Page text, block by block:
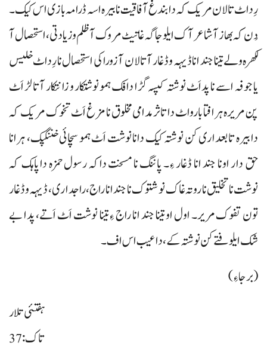
رِداٹ تالان مریک کہ دا بندغ آفاقیت نا بیرہ اسہ ڈرامہ بازی اس کیک۔
دُن کہ بھاز آ شاعر آک ایلو جاگہ غاتیٹ مروک آ ظلم وزیادتی، استحصال آ
لکھرہ ولے تینا جند انا ڈیہہ وڈغار آ تالان آ زوراکی استحصال نا رِداٹ خلیس
یا جوفہ اسے نا پداَٹ نوشتہ کپسہ گڑا دافک ہمو نوشتکار و زانتکار آتا لڑ اَٹ
پن مریرہ ہرافتا بارواٹ دا تاثرمدامی مخلوق نا مزغ اَٹ تخوک مریک کہ
دا بیرہ تابعداری کن نوشتہ کیک دانا نوشت اَٹ ہمو سچائی خننگپک، ہرانا
حق دار اونا جند انا ڈغار ءِ۔ پاننگ نا مسخت داکہ رسول حمزہ دا پاہک کہ
نوشت نا تخلیق نا روتہ غاک نوشتوک نا جند انا راج، راجداری، ڈیہہ وڈغار
تون تفوک مریر۔ اول او تینا جند انا راج ءِ تینا نوشت اَٹ اَتے، پدا بے
شک ایلوفتے کن نوشتہ کے، دا عیب اس اف۔
(برجاءِ)
ہفتئی تلار
تاک: 37